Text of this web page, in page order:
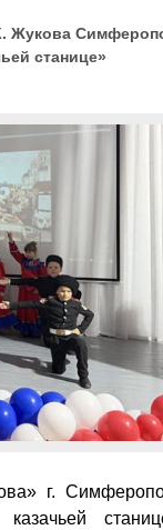
Жукова
станице»
г.